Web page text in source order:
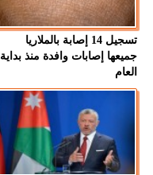
تسجيل 14 إصابة بالملاريا
جميعها إصابات وافدة منذ بداية
العام